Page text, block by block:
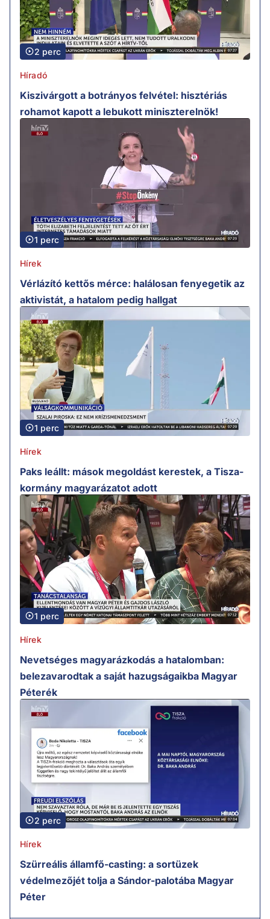
2 perc
Híradó
Kiszivárgott a botrányos felvétel: hisztériás
rohamot kapott a lebukott miniszterelnök!
1 perc
Hírek
Vérlázító kettős mérce: halálosan fenyegetik az
aktivistát, a hatalom pedig hallgat
1 perc
Hírek
Paks leállt: mások megoldást kerestek, a Tisza-
kormány magyarázatot adott
1 perc
Hírek
Nevetséges magyarázkodás a hatalomban:
belezavarodtak a saját hazugságaikba Magyar
Péterék
2 perc
Hírek
Szürreális államfő-casting: a sortüzek
védelmezőjét tolja a Sándor-palotába Magyar
Péter